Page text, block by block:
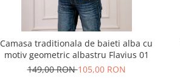
Camasa traditionala de baieti alba cu
motiv geometric albastru Flavius 01
149,00 RON105,00 RON